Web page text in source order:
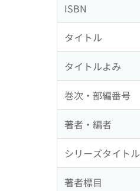
ISBN
タイトル
タイトルよみ
巻次・部編番号
著者・編者
シリーズタイトル
著者標目